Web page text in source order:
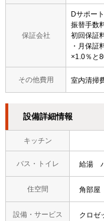
保証会社
Dサポー
振替手
初回保証
・月保証
×1.0％と
その他費用 室内清掃
設備詳細情報
キッチン
バス・トイレ 給湯
住空間 角部屋
設備・サービス クロゼ